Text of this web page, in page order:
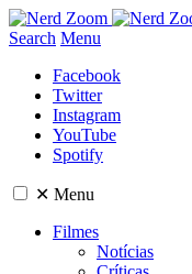
Search Menu
Facebook
Twitter
Instagram
YouTube
Spotify
✕ Menu
Filmes
Notícias